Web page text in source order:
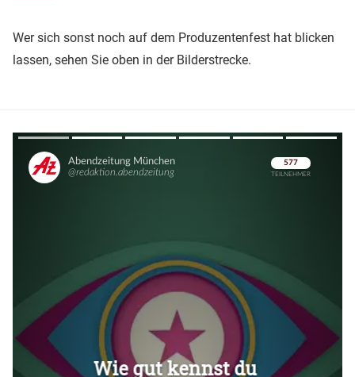
Wer sich sonst noch auf dem Produzentenfest hat blicken
lassen, sehen Sie oben in der Bilderstrecke.
Überspringen